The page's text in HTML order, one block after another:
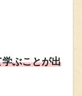
ぶことが出